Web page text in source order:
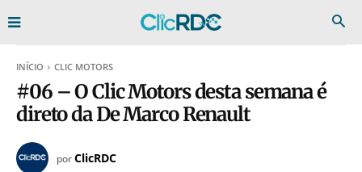
INÍCIO CLIC MOTORS
#06 – O Clic Motors desta semana é
direto da De Marco Renault
porClicRDC